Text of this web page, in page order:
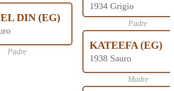
DIN (EG)
Padre
1934 Grigio
Padre
KATEEFA (EG)
1938 Sauro
Madre